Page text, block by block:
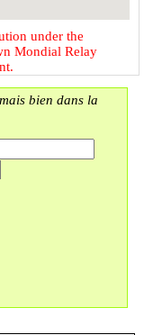
under the
Mondial Relay
bien dans la